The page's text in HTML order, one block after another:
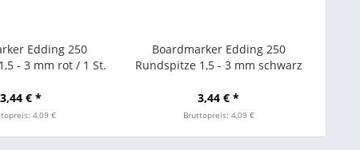
Edding 250
- 3 mm rot / 1 St.
3,44 € *
4,09 €
Boardmarker Edding 250
Rundspitze 1,5 - 3 mm schwarz
3,44 € *
Bruttopreis: 4,09 €